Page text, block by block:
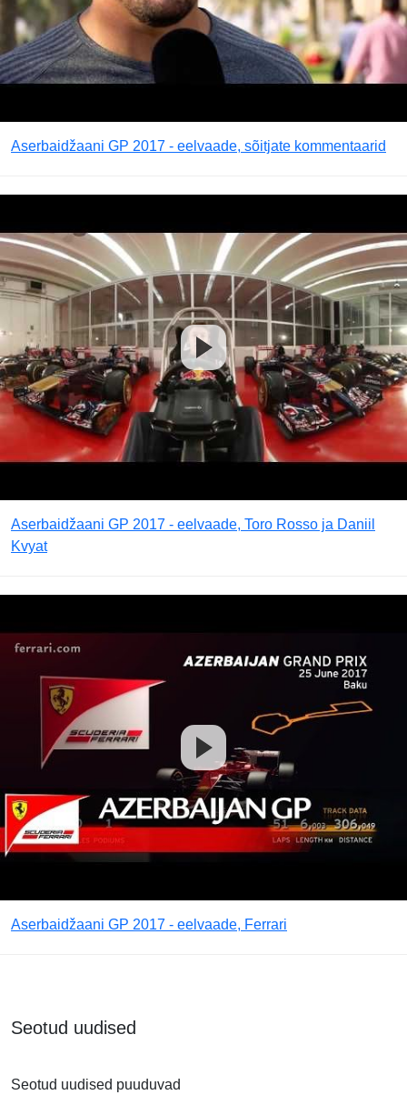
Aserbaidžaani GP 2017 - eelvaade, sõitjate kommentaarid
Aserbaidžaani GP 2017 - eelvaade, Toro Rosso ja Daniil
Kvyat
Aserbaidžaani GP 2017 - eelvaade, Ferrari
Seotud uudised
Seotud uudised puuduvad